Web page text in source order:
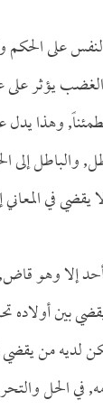
على
الغضب يؤثر
وهذا يدل
والباطل إلى
يقضي في
إلا وهو
بين
لديه من
في الحل